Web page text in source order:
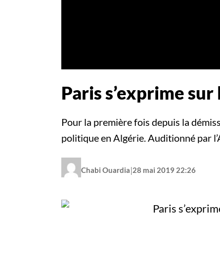
Paris s’exprime
Pour la première fois depuis la
politique en Algérie. Auditionné par
Chabi Ouardia|28 mai 2019 22:26